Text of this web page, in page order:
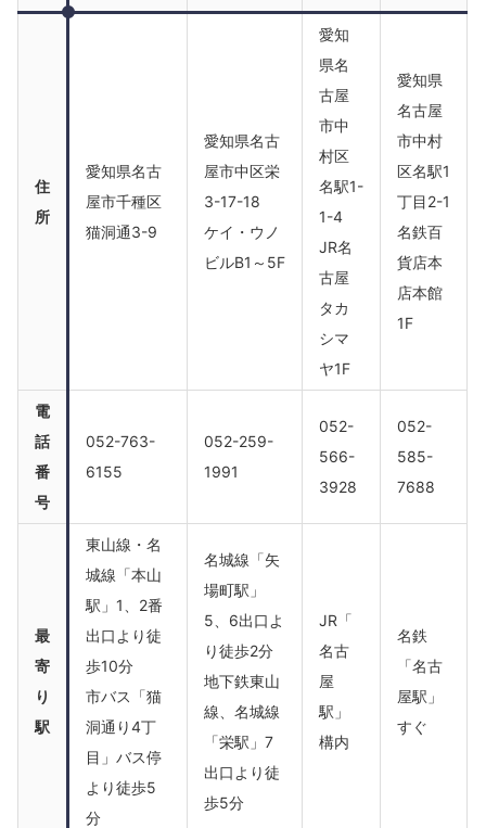
住
所
愛知県名古
屋市千種区
猫洞通3-9
愛知県名古
屋市中区栄
3-17-18
ケイ・ウノ
ビルB1～5F
愛知
県名
古屋
市中
村区
名駅1-
1-4
JR名
古屋
タカ
シマ
ヤ1F
愛知県
名古屋
市中村
区名駅1
丁目2-1
名鉄百
貨店本
店本館
1F
電
話
番
号
052-763-
6155
052-259-
1991
052-
566-
3928
052-
585-
7688
最
寄
り
駅
東山線・名
城線「本山
駅」1、2番
出口より徒
歩10分
市バス「猫
洞通り4丁
目」バス停
より徒歩5
分
名城線「矢
場町駅」
5、6出口よ
り徒歩2分
地下鉄東山
線、名城線
「栄駅」7
出口より徒
歩5分
JR「
名古
屋
駅」
構内
名鉄
「名古
屋駅」
すぐ